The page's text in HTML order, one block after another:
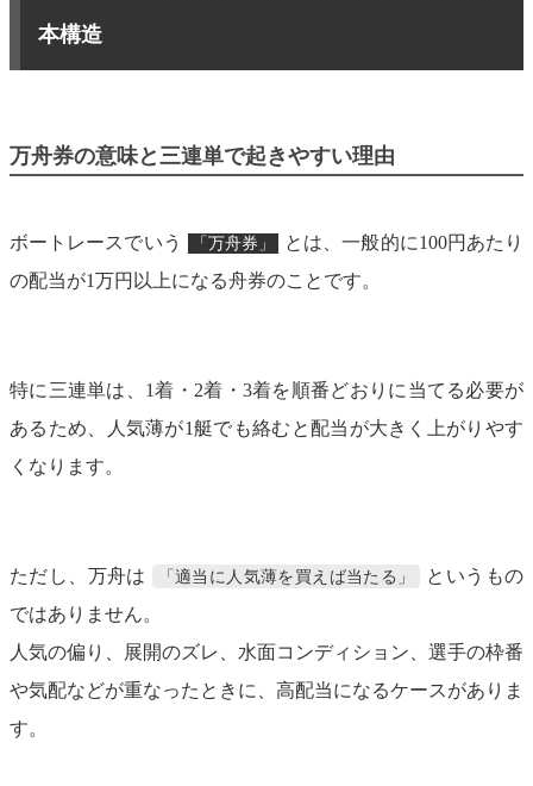
本構造
万舟券の意味と三連単で起きやすい理由
ボートレースでいう 「万舟券」
とは、一般的に100円あたり
の配当が1万円以上になる舟券のことです。
特に三連単は、1着・2着・3着を順番どおりに当てる必要が
あるため、人気薄が1艇でも絡むと配当が大きく上がりやす
くなります。
ただし、万舟は 「適当に人気薄を買えば当たる」
というもの
ではありません。
人気の偏り、展開のズレ、水面コンディション、選手の枠番
や気配などが重なったときに、高配当になるケースがありま
す。